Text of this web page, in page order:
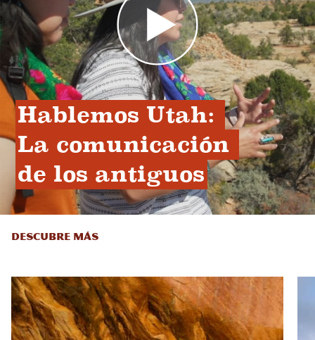
Hablemos Utah:
La comunicación
de los antiguos
DESCUBRE MÁS